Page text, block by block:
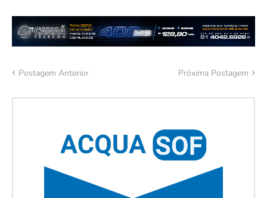
Postagem Anterior Próxima Postagem